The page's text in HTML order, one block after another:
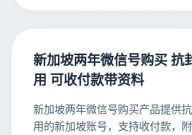
新加坡两年微信号购买 抗
用 可收付款带资料
新加坡两年微信号购买产品提供
用的新加坡账号，支持收付款，